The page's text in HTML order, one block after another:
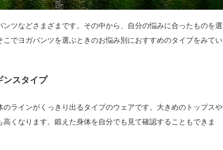
ツなどさまざまです。その中から、自分の悩みに合ったものを選
でヨガパンツを選ぶときのお悩み別におすすめのタイプをみてい
ンスタイプ
のラインがくっきり出るタイプのウェアです。大きめのトップスや
くなります。鍛えた身体を自分でも見て確認することもできま